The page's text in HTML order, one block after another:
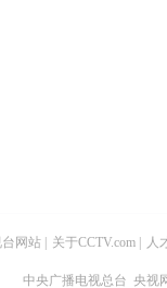
网站 关于CCTV.com 人
中央广播电视总台 央视